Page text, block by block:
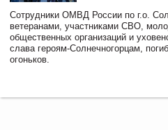
Сотрудники ОМВД России по г.о.
ветеранами, участниками СВО,
общественных организаций и
слава героям-Солнечногорцам,
огоньков.